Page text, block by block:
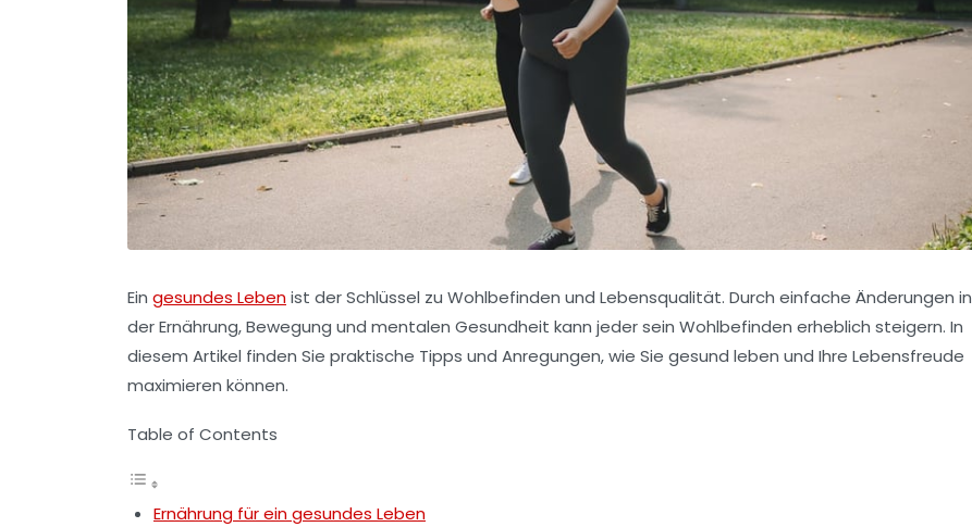
Ein gesundes Lebenist der Schlüssel zu Wohlbefinden und Lebensqualität. Durch einfache Änderungen in
der Ernährung, Bewegung und mentalen Gesundheit kann jeder sein Wohlbefinden erheblich steigern. In
diesem Artikel finden Sie praktische Tipps und Anregungen, wie Sie gesund leben und Ihre Lebensfreude
maximieren können.
Table of Contents
Ernährung für ein gesundes Leben